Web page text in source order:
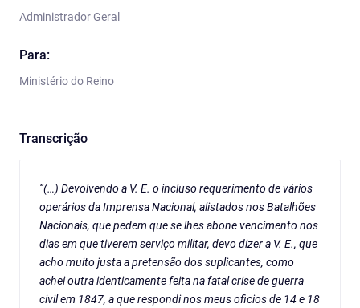
Administrador Geral
Para:
Ministério do Reino
Transcrição
“(…) Devolvendo a V. E. o incluso requerimento de vários
operários da Imprensa Nacional, alistados nos Batalhões
Nacionais, que pedem que se lhes abone vencimento nos
dias em que tiverem serviço militar, devo dizer a V. E., que
acho muito justa a pretensão dos suplicantes, como
achei outra identicamente feita na fatal crise de guerra
civil em 1847, a que respondi nos meus oficios de 14 e 18